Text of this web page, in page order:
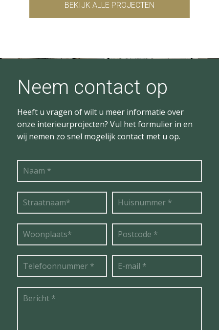
BEKIJK ALLE PROJECTEN
Neem contact op
Heeft u vragen of wilt u meer informatie over
onze interieurprojecten? Vul het formulier in en
wij nemen zo snel mogelijk contact met u op.